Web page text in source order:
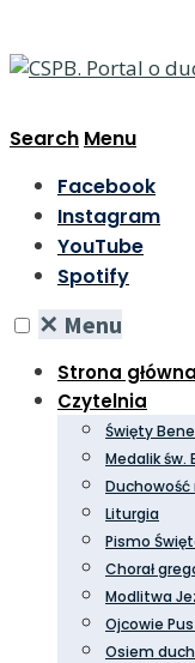
Search Menu
Facebook
Instagram
YouTube
Spotify
✕ Menu
Strona główna
Czytelnia
Święty
Medalik św.
Liturgia
Pismo
Chorał
Modlitwa
Ojcowie
Osiem